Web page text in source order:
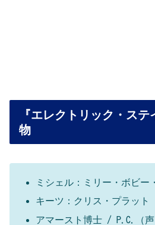
『エレクトリック・ステ
物
ミシェル：ミリー・ボビー
キーツ：クリス・プラット
アマースト博士 / P.C.（声